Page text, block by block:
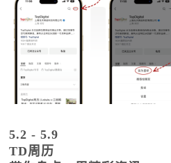
5.2 - 5.9
TD周历